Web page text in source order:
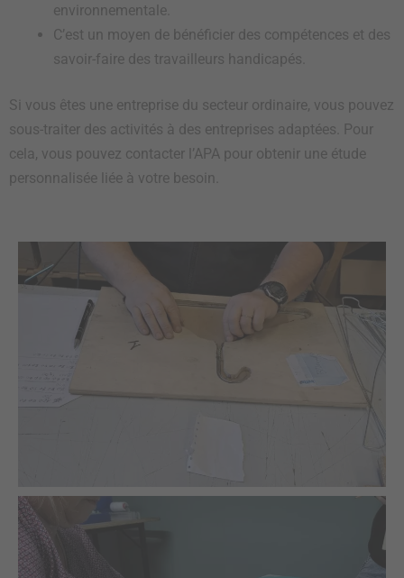
environnementale.
C’est un moyen de bénéficier des compétences et des
savoir-faire des travailleurs handicapés.
Si vous êtes une entreprise du secteur ordinaire, vous pouvez
sous-traiter des activités à des entreprises adaptées. Pour
cela, vous pouvez contacter l’APA pour obtenir une étude
personnalisée liée à votre besoin.